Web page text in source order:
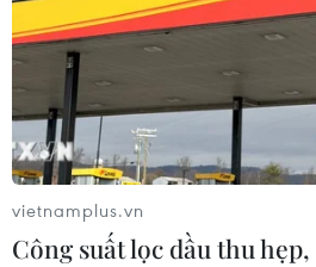
vietnamplus.vn
Công suất lọc dầu thu